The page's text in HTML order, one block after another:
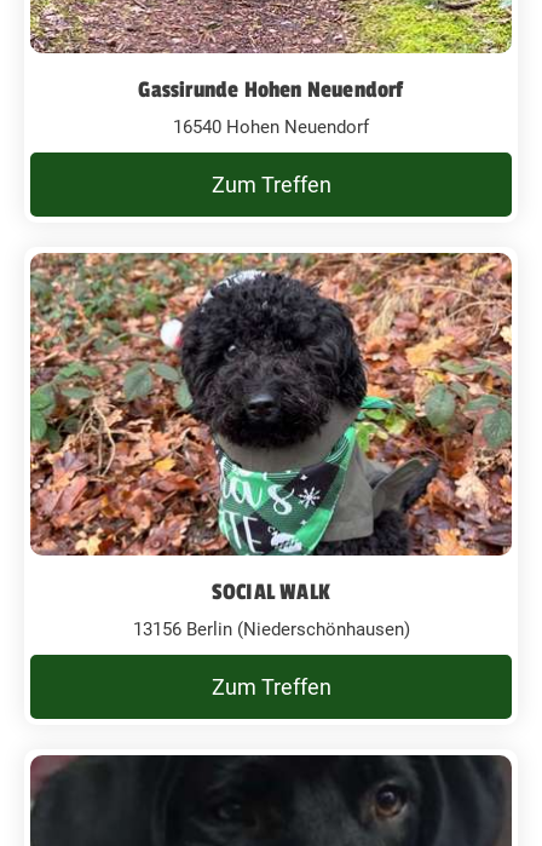
Gassirunde Hohen Neuendorf
16540 Hohen Neuendorf
Zum Treffen
SOCIAL WALK
13156 Berlin (Niederschönhausen)
Zum Treffen